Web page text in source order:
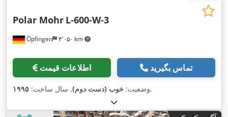
Öpfingen ۴٬۰۵۰ km
Polar Mohr L-600-W-3
اطلاعات قیمت تماس بگیرید
وضعیت: خوب (دست دوم), سال ساخت: ۱۹۹۵ ,